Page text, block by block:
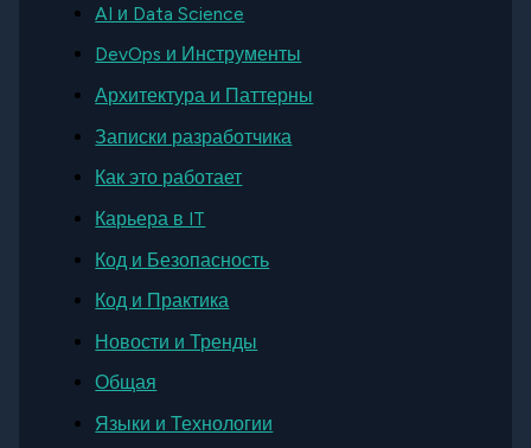
AI и Data Science
DevOps и Инструменты
Архитектура и Паттерны
Записки разработчика
Как это работает
Карьера в IT
Код и Безопасность
Код и Практика
Новости и Тренды
Общая
Языки и Технологии